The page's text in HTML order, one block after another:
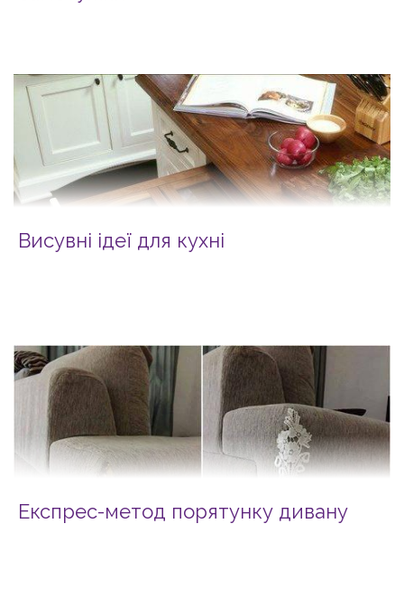
Висувні ідеї для кухні
Експрес-метод порятунку дивану